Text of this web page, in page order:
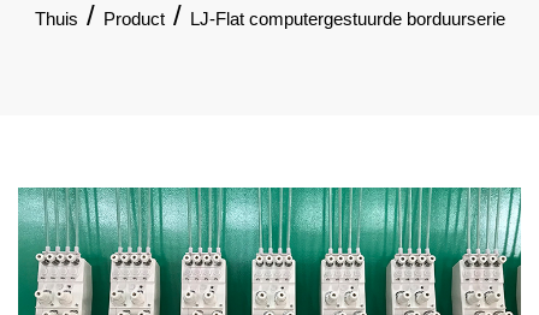
Thuis / Product/ LJ-Flat computergestuurde borduurserie